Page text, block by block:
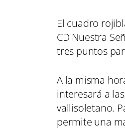
El cuadro
CD Nuestra
tres puntos
A la misma
interesará a
vallisoletano.
permite una